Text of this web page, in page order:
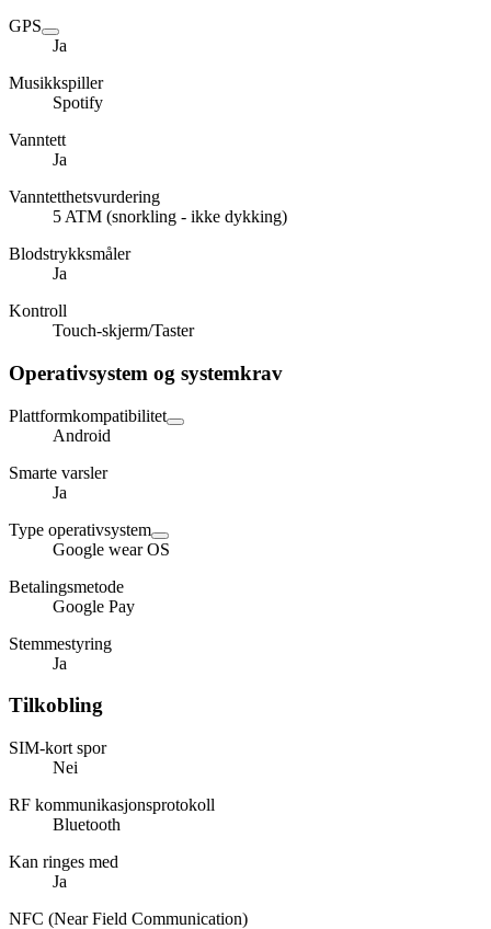
GPS
Ja
Musikkspiller
Spotify
Vanntett
Ja
Vanntetthetsvurdering
5 ATM (snorkling - ikke dykking)
Blodstrykksmåler
Ja
Kontroll
Touch-skjerm/Taster
Operativsystem og systemkrav
Plattformkompatibilitet
Android
Smarte varsler
Ja
Type operativsystem
Google wear OS
Betalingsmetode
Google Pay
Stemmestyring
Ja
Tilkobling
SIM-kort spor
Nei
RF kommunikasjonsprotokoll
Bluetooth
Kan ringes med
Ja
NFC (Near Field Communication)